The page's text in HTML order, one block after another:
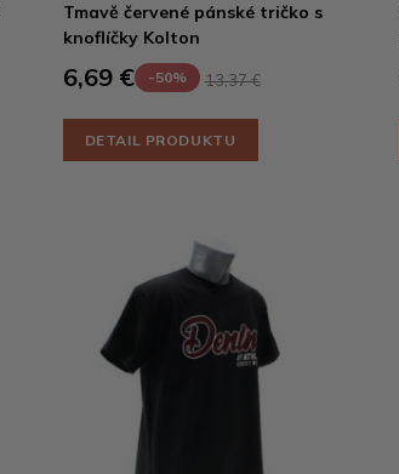
Tmavě červené pánské tričko s
knoflíčky Kolton
6,69 € -50% 13,37 €
DETAIL PRODUKTU